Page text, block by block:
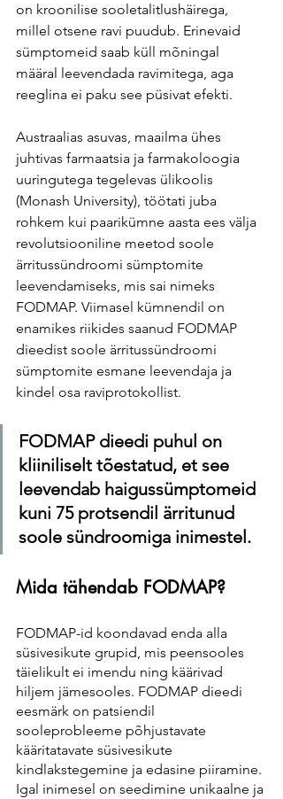
on kroonilise sooletalitlushäirega,
millel otsene ravi puudub. Erinevaid
sümptomeid saab küll mõningal
määral leevendada ravimitega, aga
reeglina ei paku see püsivat efekti.
Austraalias asuvas, maailma ühes
juhtivas farmaatsia ja farmakoloogia
uuringutega tegelevas ülikoolis
(Monash University), töötati juba
rohkem kui paarikümne aasta ees välja
revolutsiooniline meetod soole
ärritussündroomi sümptomite
leevendamiseks, mis sai nimeks
FODMAP. Viimasel kümnendil on
enamikes riikides saanud FODMAP
dieedist soole ärritussündroomi
sümptomite esmane leevendaja ja
kindel osa raviprotokollist.
FODMAP dieedi puhul on
kliiniliselt tõestatud, et see
leevendab haigussümptomeid
kuni 75 protsendil ärritunud
soole sündroomiga inimestel.
Mida tähendab FODMAP?
FODMAP-id koondavad enda alla
süsivesikute grupid, mis peensooles
täielikult ei imendu ning käärivad
hiljem jämesooles. FODMAP dieedi
eesmärk on patsiendil
sooleprobleeme põhjustavate
kääritatavate süsivesikute
kindlakstegemine ja edasine piiramine.
Igal inimesel on seedimine unikaalne ja